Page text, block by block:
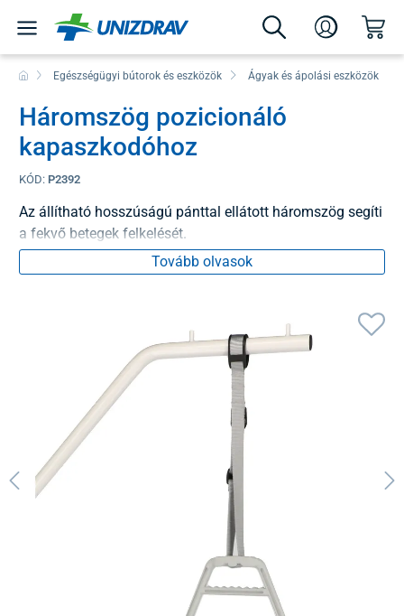
Egészségügyi bútorok és eszközök Ágyak és ápolási eszközök
Háromszög pozicionáló
kapaszkodóhoz
KÓD: P2392
Az állítható hosszúságú pánttal ellátott háromszög segíti
a fekvő betegek felkelését.
Tovább olvasok